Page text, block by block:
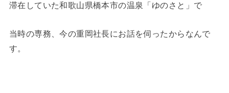
滞在していた和歌山県橋本市の温泉「ゆのさと」で
当時の専務、今の重岡社長にお話を伺ったからなんで
す。